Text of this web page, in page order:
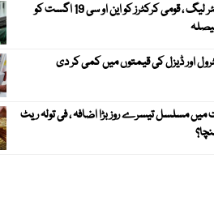
کیریبین پریمیئر لیگ ، قومی کرکٹرز کو این او سی 19 اگست کو
اور ڈیزل کی قیمتوں میں کمی کر دی
مسلسل تیسرے روز بڑا اضافہ ، فی تولہ ریٹ